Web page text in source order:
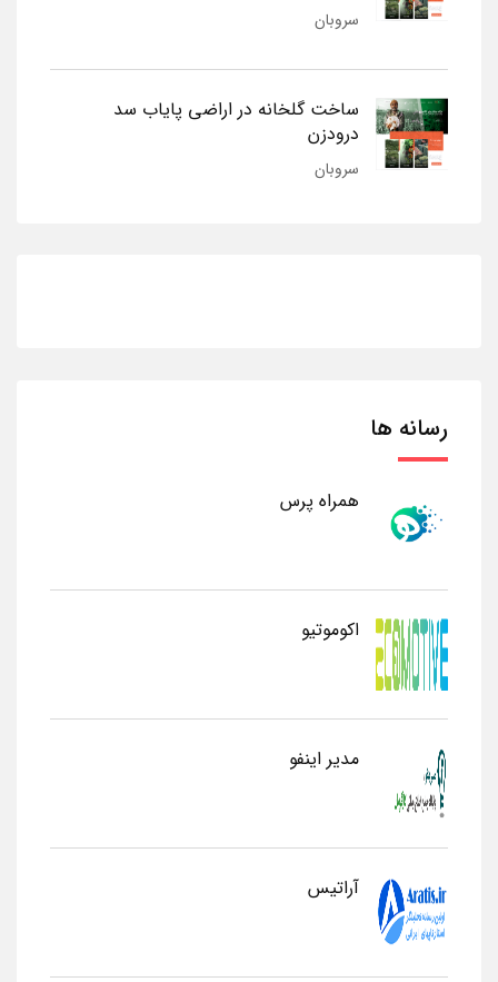
سروبان
ساخت گلخانه در اراضی پایاب سد
درودزن
سروبان
رسانه ها
همراه پرس
اکوموتیو
مدیر اینفو
آراتیس